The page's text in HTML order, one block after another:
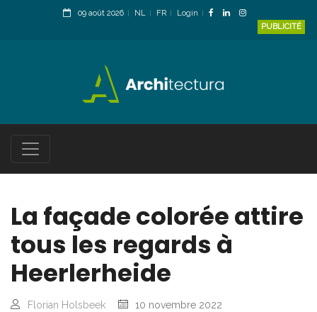
09 août 2026 NL FR
Login
PUBLICITÉ
La façade colorée attire
tous les regards à
Heerlerheide
Florian Holsbeek
10 novembre 2022